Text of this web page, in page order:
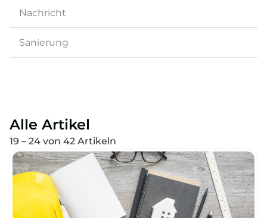
Nachricht
Sanierung
Alle Artikel
19 – 24 von 42 Artikeln